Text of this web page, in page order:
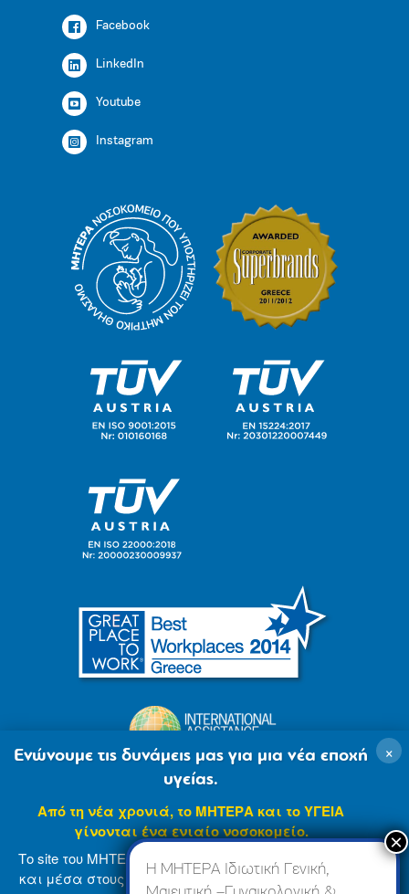
Facebook
LinkedIn
Youtube
Instagram
Η ΜΗΤΕΡΑ Ιδιωτική Γενική,
×
Ενώνουμε τις δυνάμεις μας για μια νέα εποχή
υγείας.
Από τη νέα χρονιά, το ΜΗΤΕΡΑ και το ΥΓΕΙΑ
γίνονται ένα ενιαίο νοσοκομείο.
Το site του ΜΗΤΕΡΑ βρίσκεται σε φάση ανανέωσης
και μέσα στους επόμενους μήνες θα ενσωματωθεί